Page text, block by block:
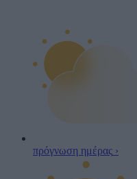
πρόγνωση ημέρας ›